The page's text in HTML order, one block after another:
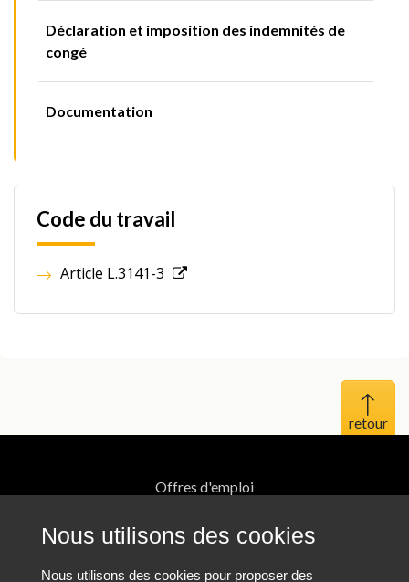
Nous utilisons des cookies
Nous utilisons des cookies pour proposer des
Déclaration et imposition des indemnités de
congé
Documentation
Code du travail
Article L.3141-3
Haut
Offres d'emploi
Protection des données personnelles